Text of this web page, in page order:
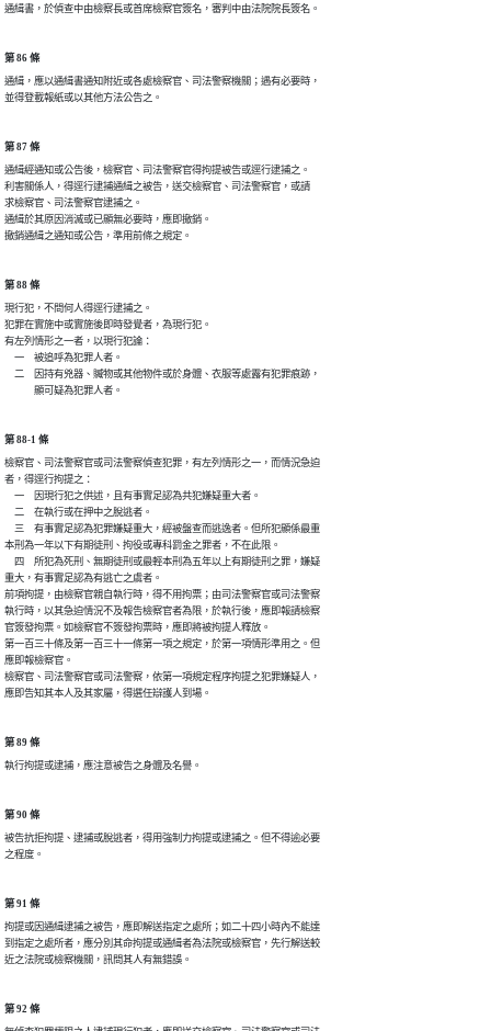
通緝書，於偵查中由檢察長或首席檢察官簽名，審判中由法院院長簽名。
第 86 條
通緝，應以通緝書通知附近或各處檢察官、司法警察機關；遇有必要時，
並得登載報紙或以其他方法公告之。
第 87 條
通緝經通知或公告後，檢察官、司法警察官得拘提被告或逕行逮捕之。
利害關係人，得逕行逮捕通緝之被告，送交檢察官、司法警察官，或請
求檢察官、司法警察官逮捕之。
通緝於其原因消滅或已顯無必要時，應即撤銷。
撤銷通緝之通知或公告，準用前條之規定。
第 88 條
現行犯，不問何人得逕行逮捕之。
犯罪在實施中或實施後即時發覺者，為現行犯。
有左列情形之一者，以現行犯論：
一　被追呼為犯罪人者。
二　因持有兇器、贓物或其他物件或於身體、衣服等處露有犯罪痕跡，
顯可疑為犯罪人者。
第 88-1 條
檢察官、司法警察官或司法警察偵查犯罪，有左列情形之一，而情況急迫
者，得逕行拘提之：
一　因現行犯之供述，且有事實足認為共犯嫌疑重大者。
二　在執行或在押中之脫逃者。
三　有事實足認為犯罪嫌疑重大，經被盤查而逃逸者。但所犯顯係最重
本刑為一年以下有期徒刑、拘役或專科罰金之罪者，不在此限。
四　所犯為死刑、無期徒刑或最輕本刑為五年以上有期徒刑之罪，嫌疑
重大，有事實足認為有逃亡之虞者。
前項拘提，由檢察官親自執行時，得不用拘票；由司法警察官或司法警察
執行時，以其急迫情況不及報告檢察官者為限，於執行後，應即報請檢察
官簽發拘票。如檢察官不簽發拘票時，應即將被拘提人釋放。
第一百三十條及第一百三十一條第一項之規定，於第一項情形準用之。但
應即報檢察官。
檢察官、司法警察官或司法警察，依第一項規定程序拘提之犯罪嫌疑人，
應即告知其本人及其家屬，得選任辯護人到場。
第 89 條
執行拘提或逮捕，應注意被告之身體及名譽。
第 90 條
被告抗拒拘提、逮捕或脫逃者，得用強制力拘提或逮捕之。但不得逾必要
之程度。
第 91 條
拘提或因通緝逮捕之被告，應即解送指定之處所；如二十四小時內不能達
到指定之處所者，應分別其命拘提或通緝者為法院或檢察官，先行解送較
近之法院或檢察機關，訊問其人有無錯誤。
第 92 條